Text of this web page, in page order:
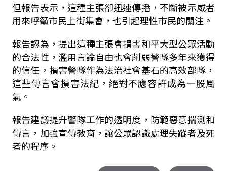
但報告表示，這種主張卻迅速傳播，不斷被示威者
用來呼籲市民上街集會，也引起理性市民的關注。
報告認為，提出這種主張會損害和平大型公眾活動
的合法性，濫用言論自由也會削弱警隊多年來獲得
的信任，損害警隊作為法治社會基石的高效部隊，
這些傳言會損害法紀，絕對不應容許成為一股風
氣。
報告建議提升警隊工作的透明度，防範惡意揣測和
傳言，加強宣傳教育，讓公眾認識處理失蹤者及死
者的程序。